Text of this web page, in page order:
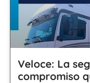
Veloce: La
compromiso